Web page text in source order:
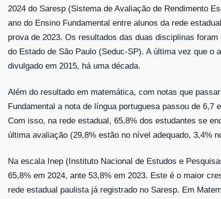
2024 do Saresp (Sistema de Avaliação de Rendimento
ano do Ensino Fundamental entre alunos da rede
prova de 2023. Os resultados das duas disciplinas
do Estado de São Paulo (Seduc-SP). A última vez que
divulgado em 2015, há uma década.
Além do resultado em matemática, com notas que
Fundamental a nota de língua portuguesa passou de
Com isso, na rede estadual, 65,8% dos estudantes se
última avaliação (29,8% estão no nível adequado, 3,4%
Na escala Inep (Instituto Nacional de Estudos e
65,8% em 2024, ante 53,8% em 2023. Este é o maior
rede estadual paulista já registrado no Saresp. Em